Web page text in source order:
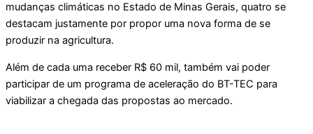
mudanças climáticas no Estado de Minas Gerais, quatro se
destacam justamente por propor uma nova forma de se
produzir na agricultura.
Além de cada uma receber R$ 60 mil, também vai poder
participar de um programa de aceleração do BT-TEC para
viabilizar a chegada das propostas ao mercado.